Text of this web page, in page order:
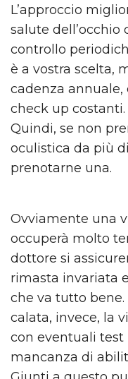
L’approccio
salute dell’occhio
controllo
è a vostra scelta,
cadenza annuale,
check up costanti.
Quindi, se non
oculistica da più
prenotarne una.
Ovviamente una
occuperà molto
dottore si
rimasta invariata
che va tutto bene.
calata, invece, la
con eventuali
mancanza di